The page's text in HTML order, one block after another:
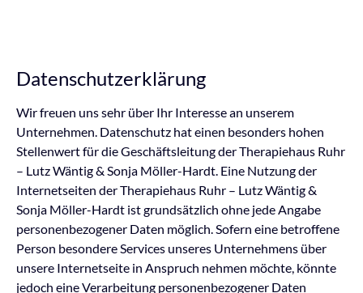
Datenschutzerklärung
Wir freuen uns sehr über Ihr Interesse an unserem
Unternehmen. Datenschutz hat einen besonders hohen
Stellenwert für die Geschäftsleitung der Therapiehaus Ruhr
– Lutz Wäntig & Sonja Möller-Hardt. Eine Nutzung der
Internetseiten der Therapiehaus Ruhr – Lutz Wäntig &
Sonja Möller-Hardt ist grundsätzlich ohne jede Angabe
personenbezogener Daten möglich. Sofern eine betroffene
Person besondere Services unseres Unternehmens über
unsere Internetseite in Anspruch nehmen möchte, könnte
jedoch eine Verarbeitung personenbezogener Daten